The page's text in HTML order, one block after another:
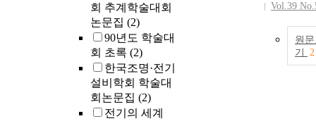
회 추계학술대회
논문집 (2)
90년도 학술대
회 초록 (2)
한국조명·전기
설비학회 학술대
회논문집 (2)
전기의 세계
Vol.39
원
기
2